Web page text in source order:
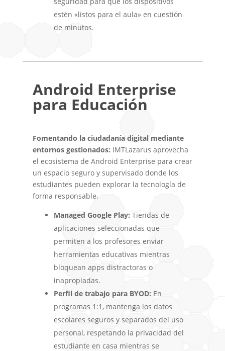
estén «listos para el aula» en cuestión
de minutos.
Android Enterprise
para Educación
Fomentando la ciudadanía digital mediante
entornos gestionados: IMTLazarus aprovecha
el ecosistema de Android Enterprise para crear
un espacio seguro y supervisado donde los
estudiantes pueden explorar la tecnología de
forma responsable.
Managed Google Play: Tiendas de
aplicaciones seleccionadas que
permiten a los profesores enviar
herramientas educativas mientras
bloquean apps distractoras o
inapropiadas.
Perfil de trabajo para BYOD: En
programas 1:1, mantenga los datos
escolares seguros y separados del uso
personal, respetando la privacidad del
estudiante en casa mientras se